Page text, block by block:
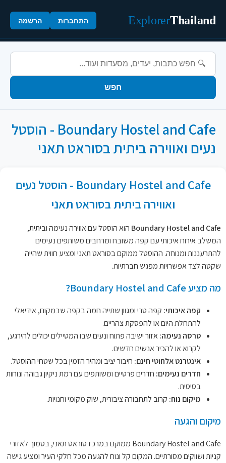
Thailand
Explorer התחברות הרשמה
חפש
Boundary Hostel and Cafe - הוסטל
נעים ואווירה ביתית בסוראט תאני
Boundary Hostel and Cafe - הוסטל נעים
ואווירה ביתית בסוראט תאני
Boundary Hostel and Cafe הוא הוסטל עם אווירה נעימה וביתית,
המשלב אירוח איכותי עם קפה משובח ומרחבים משותפים נעימים
להתרעננות ומנוחה. ההוסטל ממוקם בסוראט תאני ומציע חווית שהייה
שקטה לצד אפשרויות מפגש חברתיות.
מה מציע Boundary Hostel and Cafe?
קפה איכותי: קפה טרי ומגוון שתייה חמה בקפה שבמקום, אידיאלי
להתחלת היום או להפסקת צהריים.
טרסה נעימה:אזור ישיבה פתוח ונעים שבו המטיילים יכולים להירגע,
לקרוא או להכיר אנשים חדשים.
אינטרנט אלחוטי חינם: חיבור יציב ומהיר הזמין בכל שטחי ההוסטל.
חדרים נעימים: חדרים פרטיים ומשותפים עם רמת ניקיון גבוהה ונוחות
בסיסית.
מיקום נוח: קרוב לתחבורה ציבורית, שוק מקומי וחנויות.
מיקום והגעה
Boundary Hostel and Cafe ממוקם במרכז סוראט תאני, בסמוך לאזורי
קניות ושווקים מסורתיים. המקום קל ונוח להגעה מכל חלקי העיר ומציע גישה